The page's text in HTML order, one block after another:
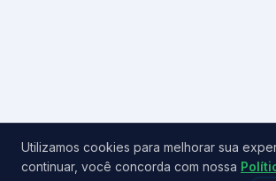
Utilizamos cookies para melhorar sua
continuar, você concorda com nossa